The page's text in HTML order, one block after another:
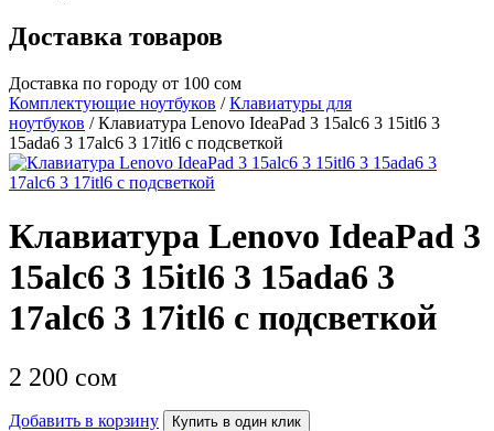
Доставка товаров
Доставка по городу от 100 сом
Комплектующие ноутбуков /Клавиатуры для
ноутбуков / Клавиатура Lenovo IdeaPad 3 15alc6 3 15itl6 3
15ada6 3 17alc6 3 17itl6 с подсветкой
Клавиатура Lenovo IdeaPad 3
15alc6 3 15itl6 3 15ada6 3
17alc6 3 17itl6 с подсветкой
2 200 сом
Добавить в корзину Купить в один клик